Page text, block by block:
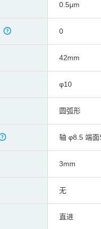
0.5μm
0
42mm
φ10
圆弧形
轴 φ8.5 端
3mm
无
直进